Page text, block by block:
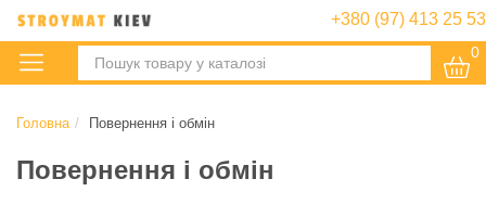
+380 (97) 413 25 53
0
Головна Повернення і обмін
Повернення і обмін